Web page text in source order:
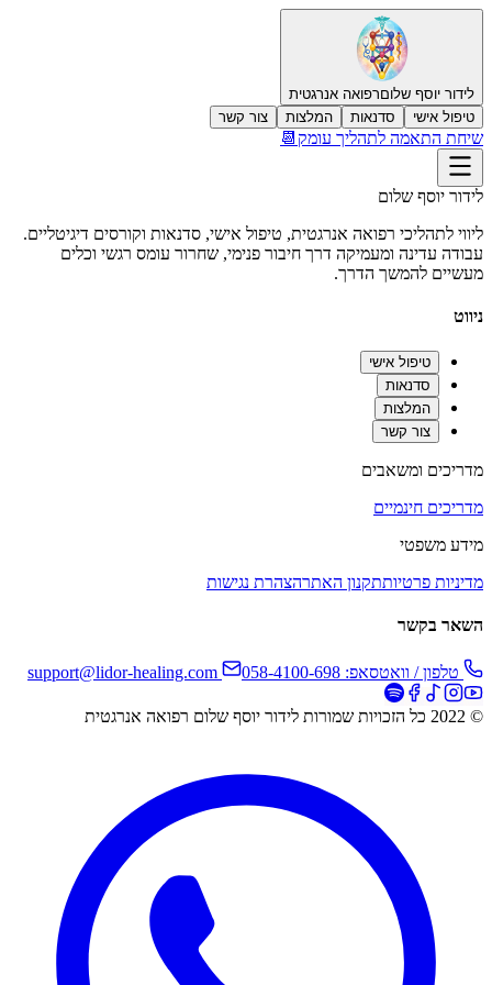
לידור יוסף שלוםרפואה אנרגטית
טיפול אישי
סדנאות המלצות צור קשר
שיחת התאמה לתהליך עומק📆
לידור יוסף שלום
ליווי לתהליכי רפואה אנרגטית, טיפול אישי, סדנאות וקורסים דיגיטליים.
עבודה עדינה ומעמיקה דרך חיבור פנימי, שחרור עומס רגשי וכלים
מעשיים להמשך הדרך.
ניווט
טיפול אישי
סדנאות
המלצות
צור קשר
מדריכים ומשאבים
מדריכים חינמיים
מידע משפטי
מדיניות פרטיותתקנון האתרהצהרת נגישות
השאר בקשר
טלפון / וואטסאפ: 058-4100-698
© 2022 כל הזכויות שמורות לידור יוסף שלום רפואה אנרגטית